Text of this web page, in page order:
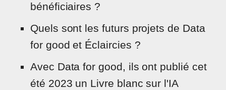
bénéficiaires ?
Quels sont les futurs projets de Data
for good et Éclaircies ?
Avec Data for good, ils ont publié cet
été 2023 un Livre blanc sur l'IA